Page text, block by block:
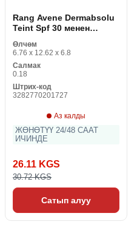
Rang Avene Dermabsolu
Teint Spf 30 менен
Өлчөм
6.76 x 12.62 x 6.8
Салмак
0.18
Штрих-код
3282770201727
Аз калды
ЖӨНӨТҮҮ 24/48 СААТ
ИЧИНДЕ
26.11 KGS
30.72 KGS
Сатып алуу